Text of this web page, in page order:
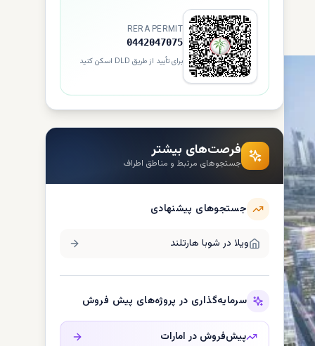
RERA PERMIT
0442047075
برای تأیید از طریق DLD اسکن کنید
فرصت‌های بیشتر
جستجوهای مرتبط و مناطق اطراف
جستجوهای پیشنهادی
ویلا در شوبا هارتلند
سرمایه‌گذاری در پروژه‌های پیش فروش
پیش‌فروش در امارات